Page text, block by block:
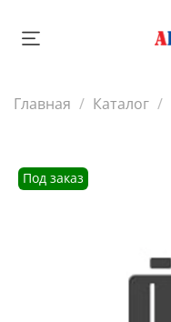
Главная Каталог
Под заказ